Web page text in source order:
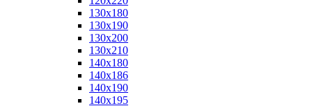
130x180
130x190
130x200
130x210
140x180
140x186
140x190
140x195